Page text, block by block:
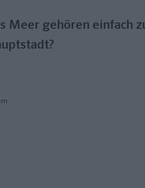
Meer gehören einfach